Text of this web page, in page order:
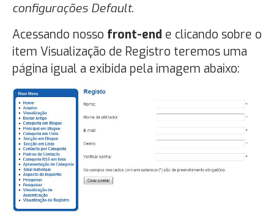
configurações Default.
Acessando nosso front-end e clicando sobre o
item Visualização de Registro teremos uma
página igual a exibida pela imagem abaixo: